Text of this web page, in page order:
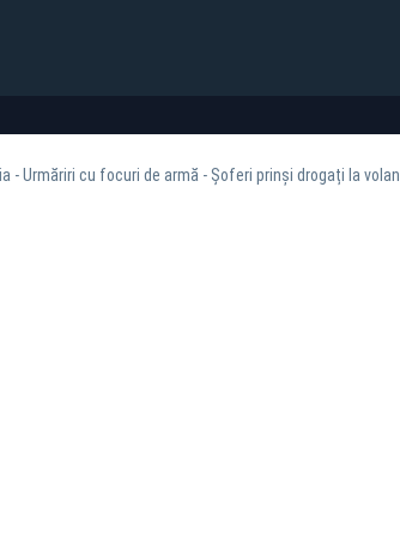
- Urmăriri cu focuri de armă - Șoferi prinși drogați la volan